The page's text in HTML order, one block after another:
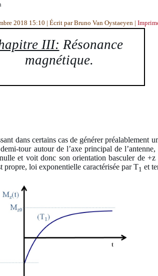
2018 15:10 | Écrit par Bruno Van Oystaeyen |
III: Résonance
magnétique.
dans certains cas de générer préalablement
tour autour de l’axe principal de
et voit donc son orientation basculer de
propre, loi exponentielle caractérisée par T1 et